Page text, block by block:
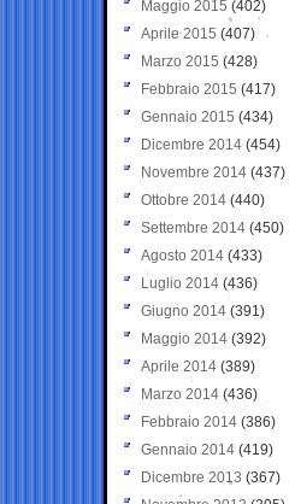
Maggio 2015 (402)
Aprile 2015 (407)
Marzo 2015 (428)
Febbraio 2015 (417)
Gennaio 2015 (434)
Dicembre 2014 (454)
Novembre 2014 (437)
Ottobre 2014 (440)
Settembre 2014 (450)
Agosto 2014 (433)
Luglio 2014 (436)
Giugno 2014 (391)
Maggio 2014 (392)
Aprile 2014 (389)
Marzo 2014 (436)
Febbraio 2014 (386)
Gennaio 2014 (419)
Dicembre 2013 (367)